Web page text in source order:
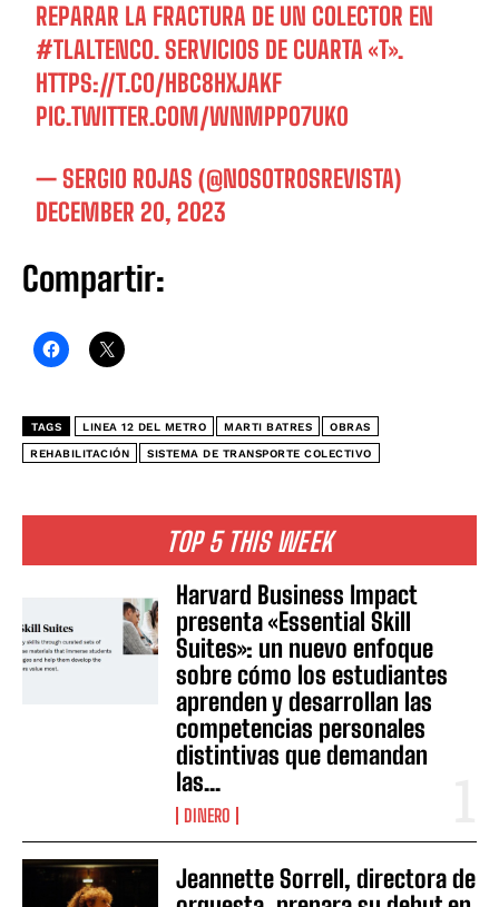
TOP 5 THIS WEEK
Harvard Business Impact
presenta «Essential Skill
Suites»: un nuevo enfoque
sobre cómo los estudiantes
aprenden y desarrollan las
competencias personales
distintivas que demandan
las...
DINERO
Jeannette Sorrell, directora de
REPARAR LA FRACTURA DE UN COLECTOR EN
#TLALTENCO. SERVICIOS DE CUARTA «T».
HTTPS://T.CO/HBC8HXJAKF
PIC.TWITTER.COM/WNMPPO7UK0
— SERGIO ROJAS (@NOSOTROSREVISTA)
DECEMBER 20, 2023
Compartir:
TAGS LINEA 12 DEL METRO MARTI BATRES OBRAS
REHABILITACIÓN SISTEMA DE TRANSPORTE COLECTIVO